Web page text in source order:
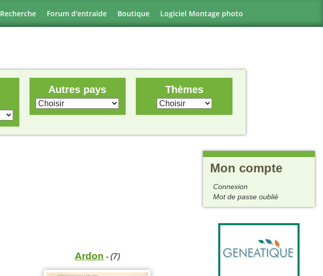
Recherche Forum d'entraide Boutique Logiciel Montage photo
Autres pays Thèmes
Ardon - (7)
Mon compte
Connexion
Mot de passe oublié